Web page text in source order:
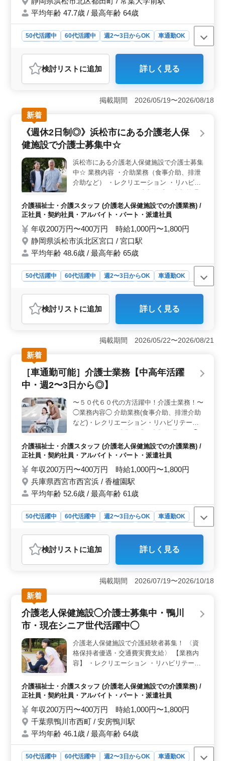
さい♪
平均年齢 47.7歳 / 最高年齢 64歳
50代活躍中 60代活躍中 週2〜3日からOK
車通勤OK
介護福祉士・介護スタッフ
おすすめポイント
＜ワークライフバランス＞ この介護老人福祉施設では
夜勤がなく、シフト制を採用しているため、柔軟な働き
方が可能です。年間休日は114日あり、有給休暇も取得し
やすい環境が整っています。これにより、プライベート
の時間も大切にしながら仕事を続けることができるでし
ょう。 ＜アクセスと福利厚生＞ 施設は静岡県浜松
市にあり、通勤アクセスが良好です。また、無料駐車場
り、安心して長期で働くことができます。 ＜経験と
スキルアップ＞ 介護経験が1年以上ある方が求められて
おり、経験を活かして即戦力として活躍できるチャンス
です。さらに、介助業務だけでなく、レクリエーション
やリハビリテーションサポートなどの業務もあり、スキ
ルアップを目指す方にも適しています。
検討リスト に追加 詳しく見る
掲載期間 2026/05/19〜2026/08/18
新着
《週休2日制◎》浜松市にある介護老人保
健施設で介護士募集中☆
浜松市にある介護老人保健施設で介護士募集
中☆ 業務内容 ・介助業務（食事介助、排泄
介助など） ・レクリエーション ・リハビリ
・サービス利用者の家族との相談、助言 備
考 ＊シフト制(週3日以上相談可能) ＊交通費
問い合わせください♪
介護福祉士・介護スタッフ (介護老人保健施設での介護業務) /
正社員・契約社員・アルバイト・パート・派遣社員
年収200万円〜400万円 時給1,000円〜1,800円
静岡県浜松市浜北区宮口 / 宮口駅
平均年齢 48.6歳 / 最高年齢 65歳
50代活躍中 60代活躍中 週2〜3日からOK
車通勤OK
派遣社員
介護福祉士・介護スタッフ
おすすめポイント
＜週休2日制でワークライフバランスが取れる＞ 浜松市
のこの介護老人保健施設は週休2日制を採用しています。
定期的な休日が確保され、仕事とプライベートのバラン
スが取りやすく、健康面も維持しやすい環境です。
＜車通勤OKでアクセスしやすい＞ この施設は、無料駐
車場が完備されており、車での通勤が可能です。このア
クセスの良さは、遠方に住むスタッフにとっても、通勤
＞ ヘルパー2級以上の資格が必要で、介護経験が1年以
上ある方が求められています。既に介護の現場での経験
がある方にとって、スキルを活かして更なるキャリアア
ップを目指せる環境が整っています。
検討リスト に追加 詳しく見る
掲載期間 2026/05/22〜2026/08/21
新着
［車通勤可能］介護士業務【中高年活躍
中・週2〜3日から◎】
〜５０代６０代の方活躍中！介護士業務！〜
◯業務内容◯ 介助業務(食事介助、排泄介助
など)・レクリエーション・リハビリテーシ
ポイント◯ 車通勤可能 週2〜3日から◎ 是非
ご応募お待ちしております！
介護福祉士・介護スタッフ (介護老人保健施設での介護業務) /
正社員・契約社員・アルバイト・パート・派遣社員
年収200万円〜400万円 時給1,000円〜1,800円
兵庫県西宮市西宮浜 / 香櫨園駅
平均年齢 52.6歳 / 最高年齢 61歳
50代活躍中 60代活躍中 週2〜3日からOK
車通勤OK
派遣社員
介護福祉士・介護スタッフ
おすすめポイント
＜働きやすさ＞ この求人は兵庫県西宮市西宮浜に位置
し、香櫨園駅からもアクセスが良好です。車通勤可能で
無料駐車場完備で通勤ストレスを軽減できます。週2〜3
日からの勤務で柔軟な働き方が可能です。 ＜給与・
福利厚生＞ 年収200万円〜400万円や時給1,000円〜
1,800円という好待遇です。通勤手当などの福利厚生も充
実しています。雇用・労災・健康・厚生といった面でサ
長・活躍の機会＞ 中高年層が活躍する環境で経験豊富
な方々が多数活躍しています。週5日勤務可能な方も歓迎
され、安定したキャリアの構築が期待できます。介護老
人保健施設での業務を通じてスキルアップを図りましょ
う。
検討リスト に追加 詳しく見る
掲載期間 2026/07/19〜2026/10/18
新着
介護老人保健施設◯介護士募集中・鴨川
市・現在シニア世代活躍中◯
介護老人保健施設で介護経験者募集！ 〈資
格保持者優遇・交通費実費支給〉 【業務内
容】 ・レクリエーション ・リハビリテーシ
相談、助言 ・介助業務（食事介助、排泄介
助など） ・書類作成、書類整理 等 【ポイン
らOK＾＾ ・責任感があり心優しい方◎ 困
った事があればすぐにサポートします♫ い
つでもご応募下さい！
介護福祉士・介護スタッフ (介護老人保健施設での介護業務) /
正社員・契約社員・アルバイト・パート・派遣社員
年収200万円〜400万円 時給1,000円〜1,800円
千葉県鴨川市西町 / 安房鴨川駅
平均年齢 46.1歳 / 最高年齢 64歳
50代活躍中 60代活躍中 週2〜3日からOK 車通勤OK